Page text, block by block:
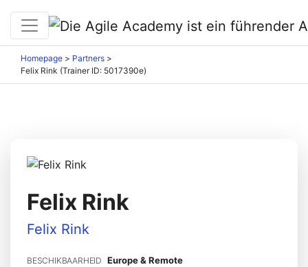
Homepage > Partners >
Felix Rink (Trainer ID: 5017390e)
Felix Rink
Felix Rink
BESCHIKBAARHEID Europe & Remote